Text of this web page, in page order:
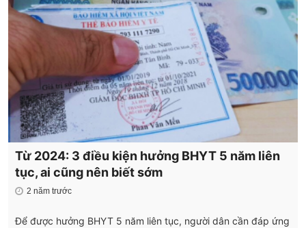
Từ 2024: 3 điều kiện hưởng BHYT 5 năm liên
tục, ai cũng nên biết sớm
2 năm trước
Để được hưởng BHYT 5 năm liên tục, người dân cần đáp ứng